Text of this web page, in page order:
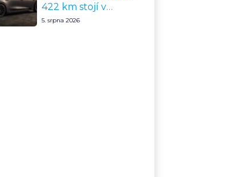
422 km stojí v
přepočtu 675 000 Kč.
5. srpna 2026